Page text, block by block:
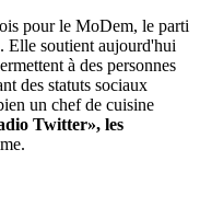
pour le MoDem, le parti
Elle soutient aujourd'hui
à des personnes
des statuts sociaux
un chef de cuisine
Twitter», les